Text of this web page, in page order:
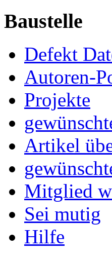
Baustelle
Defekt
Autoren-
Projekte
Artikel
Mitglied
Sei mutig
Hilfe